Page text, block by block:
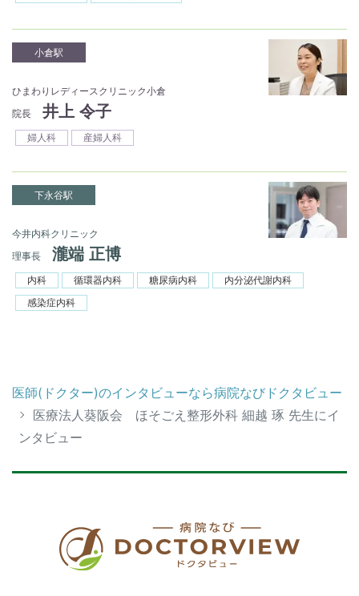
小倉駅
ひまわりレディースクリニック小倉
院長
井上 令子
婦人科 産婦人科
下永谷駅
今井内科クリニック
理事長
瀧端 正博
内科 循環器内科 糖尿病内科
内分泌代謝内科
感染症内科
医師(ドクター)のインタビューなら病院なびドクタビュー
医療法人葵阪会 ほそごえ整形外科 細越 琢 先生にイ
ンタビュー